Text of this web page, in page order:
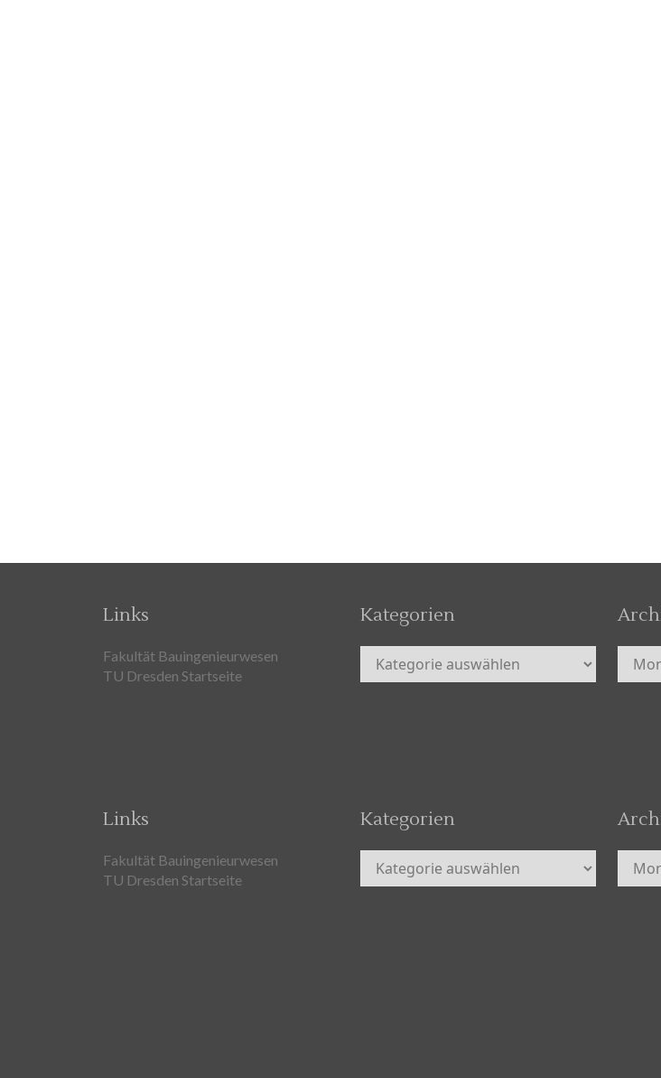
Links
Fakultät Bauingenieurwesen
TU Dresden Startseite
Kategorien
Kategorien Archiv
Links
Fakultät Bauingenieurwesen
TU Dresden Startseite
Kategorien
Kategorien Archiv